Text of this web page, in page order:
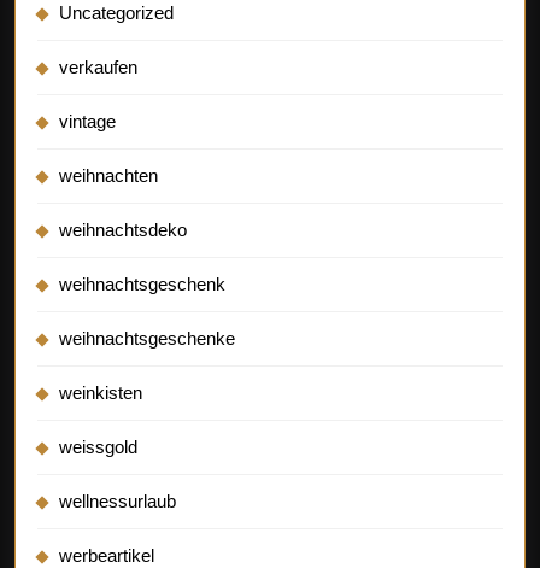
Uncategorized
verkaufen
vintage
weihnachten
weihnachtsdeko
weihnachtsgeschenk
weihnachtsgeschenke
weinkisten
weissgold
wellnessurlaub
werbeartikel